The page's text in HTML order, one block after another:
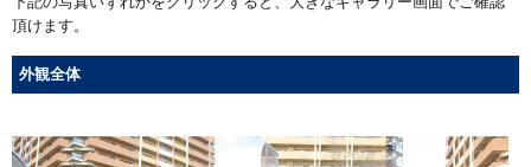
頂けます。
外観全体